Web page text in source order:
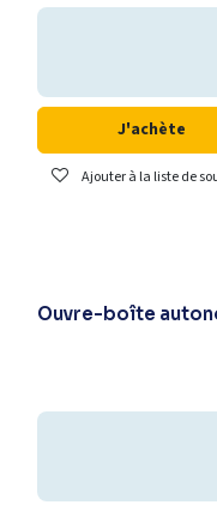
J'achète
Ajouter à la liste de
Ouvre-boîte